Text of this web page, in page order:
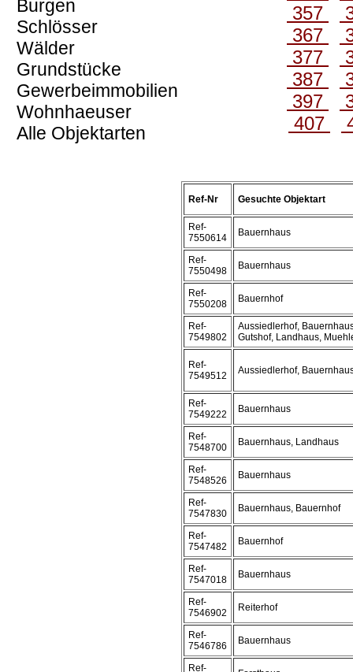
Burgen
Schlösser
Wälder
Grundstücke
Gewerbeimmobilien
Wohnhaeuser
Alle Objektarten
357
367
377
387
397
407
Ref-Nr Gesuchte Objektart
Ref-
7550614
Bauernhaus
Ref-
7550498
Bauernhaus
Ref-
7550208
Bauernhof
Ref-
7549802
Aussiedlerhof,
Gutshof, Landhaus,
Ref-
7549512
Aussiedlerhof,
Ref-
7549222
Bauernhaus
Ref-
7548700
Bauernhaus, Landhaus
Ref-
7548526
Bauernhaus
Ref-
7547830
Bauernhaus, Bauernhof
Ref-
7547482
Bauernhof
Ref-
7547018
Bauernhaus
Ref-
7546902
Reiterhof
Ref-
7546786
Bauernhaus
Ref-